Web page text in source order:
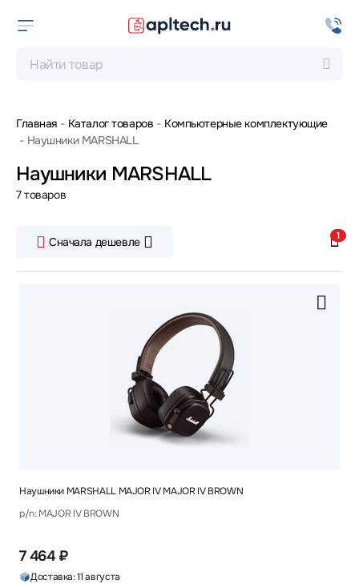
Главная Каталог товаров
Компьютерные комплектующие
Наушники MARSHALL
Наушники MARSHALL
7 товаров
Сначала дешевле 1
Наушники MARSHALL MAJOR IV MAJOR IV BROWN
p/n: MAJOR IV BROWN
7 464 ₽
Доставка: 11 августа